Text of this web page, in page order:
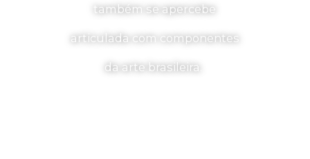
também se apercebe
articulada com componentes
da arte brasileira.